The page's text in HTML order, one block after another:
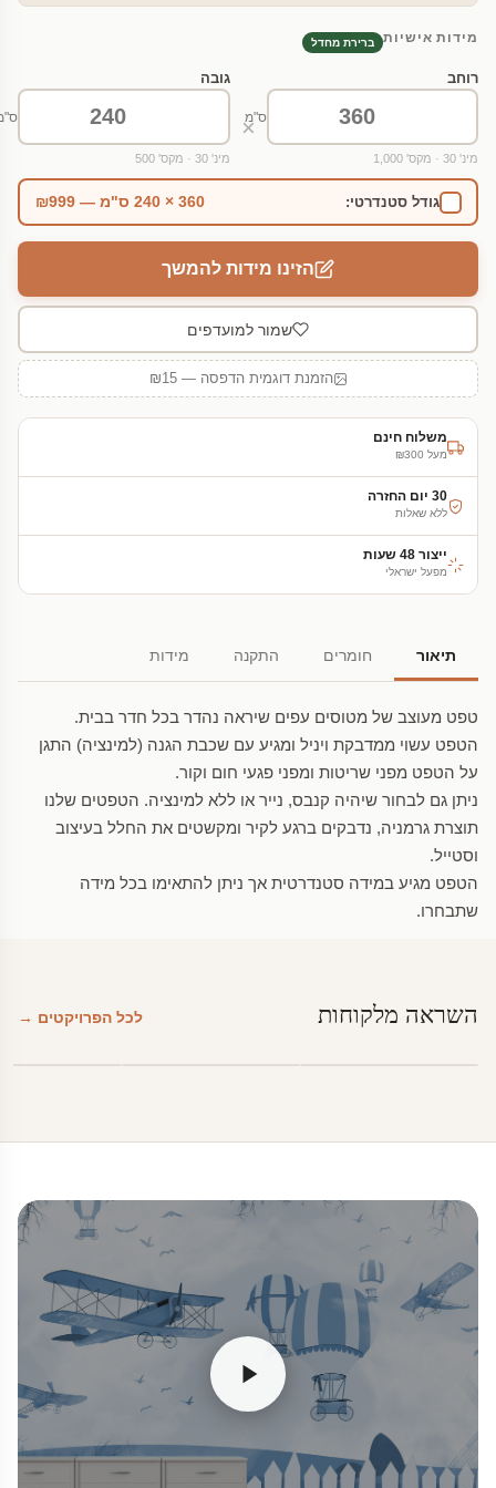
מידות אישיות ברירת מחדל
רוחב
ס"מ
מינ' 30 · מקס' 1,000
×
גובה
מינ' 30 · מקס' 500
גודל סטנדרטי: 360 × 240 ס"מ — ₪999
הזינו מידות להמשך
שמור למועדפים
הזמנת דוגמית הדפסה — ₪15
משלוח חינם
מעל ₪300
30 יום החזרה
ללא שאלות
ייצור 48 שעות
מפעל ישראלי
תיאור חומרים התקנה מידות
טפט מעוצב של מטוסים עפים שיראה נהדר בכל חדר בבית.
הטפט עשוי ממדבקת ויניל ומגיע עם שכבת הגנה (למינציה) התגן
על הטפט מפני שריטות ומפני פגעי חום וקור.
ניתן גם לבחור שיהיה קנבס, נייר או ללא למינציה. הטפטים שלנו
תוצרת גרמניה, נדבקים ברגע לקיר ומקשטים את החלל בעיצוב
וסטייל.
הטפט מגיע במידה סטנדרטית אך ניתן להתאימו בכל מידה
שתבחרו.
השראה מלקוחות לכל הפרויקטים →